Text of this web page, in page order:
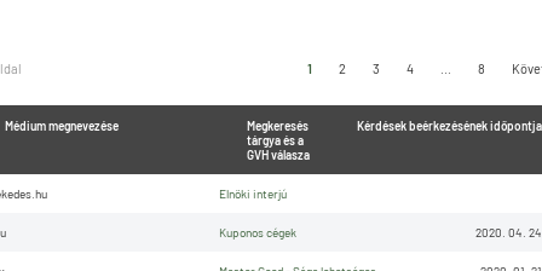
1 2 3 4 8
Megkeresés
tárgya és a
GVH válasza
Médium megnevezése Kérdések beérkezésének időpontja
Elnöki interjú
Kuponos cégek 2020. 04. 24